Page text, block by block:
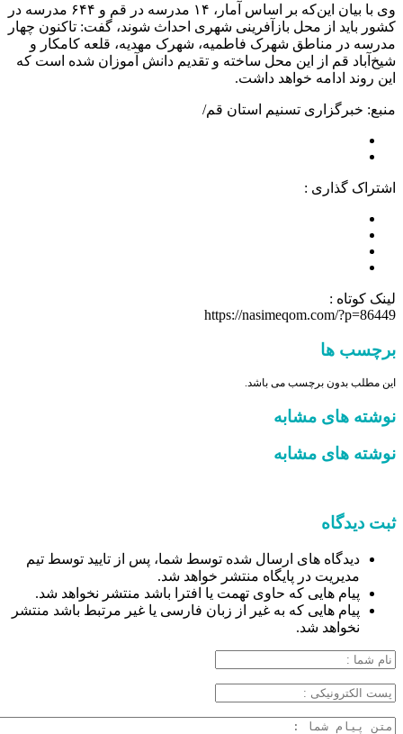
وی با بیان این‌که بر اساس آمار، ۱۴ مدرسه در قم و ۶۴۴ مدرسه در
کشور باید از محل بازآفرینی شهری احداث شوند، گفت: تاکنون چهار
مدرسه در مناطق شهرک فاطمیه، شهرک مهدیه، قلعه کامکار و
شیخ‌آباد قم از این محل ساخته و تقدیم دانش آموزان شده است که
این روند ادامه خواهد داشت.
منبع: خبرگزاری تسنیم استان قم/
اشتراک گذاری :
لینک کوتاه :
https://nasimeqom.com/?p=86449
برچسب ها
این مطلب بدون برچسب می باشد.
نوشته های مشابه
نوشته های مشابه
ثبت دیدگاه
دیدگاه های ارسال شده توسط شما، پس از تایید توسط تیم
مدیریت در پایگاه منتشر خواهد شد.
پیام هایی که حاوی تهمت یا افترا باشد منتشر نخواهد شد.
پیام هایی که به غیر از زبان فارسی یا غیر مرتبط باشد منتشر
نخواهد شد.